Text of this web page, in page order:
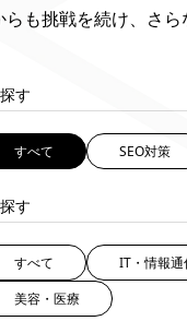
らも挑戦を続け、さら
す
すべて SEO対策
す
すべて IT・情報通
美容・医療